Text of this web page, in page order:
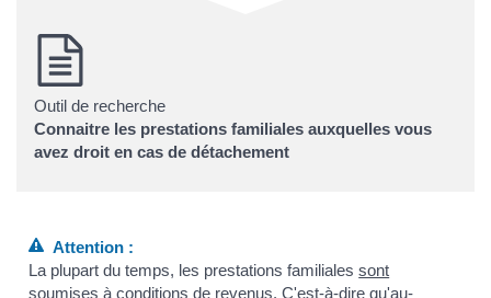
Outil de recherche
Connaitre les prestations familiales auxquelles vous
avez droit en cas de détachement
Attention :
La plupart du temps, les prestations familialessont
soumises à conditions de revenus. C'est-à-dire qu'au-